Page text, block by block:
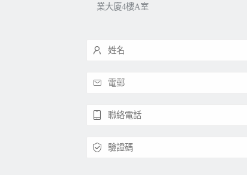
業大廈4樓A室